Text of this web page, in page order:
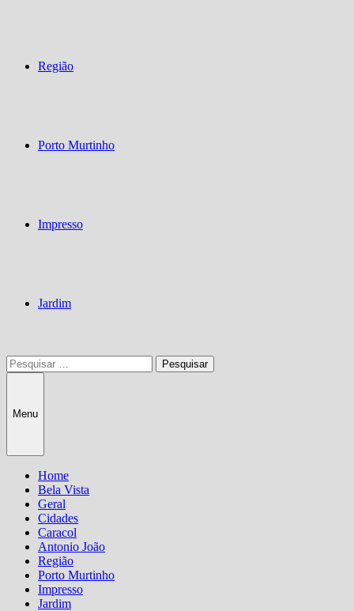
Região
Porto Murtinho
Impresso
Jardim
Pesquisar
por:
Menu
Home
Bela Vista
Geral
Cidades
Caracol
Antonio João
Região
Porto Murtinho
Impresso
Jardim